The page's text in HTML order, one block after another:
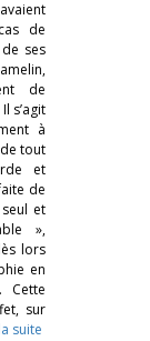
de
ses
de
s’agit
à
tout
et
de
et
»,
lors
en
Cette
sur
suite